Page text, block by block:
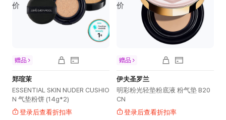
价
郑瑄茉
ESSENTIAL SKIN NUDER CUSHIO
N 气垫粉饼 (14g*2)
登录后查看折扣率
赠品
价
伊夫圣罗兰
明彩粉光轻垫粉底液 粉气垫 B20
CN
登录后查看折扣率
赠品